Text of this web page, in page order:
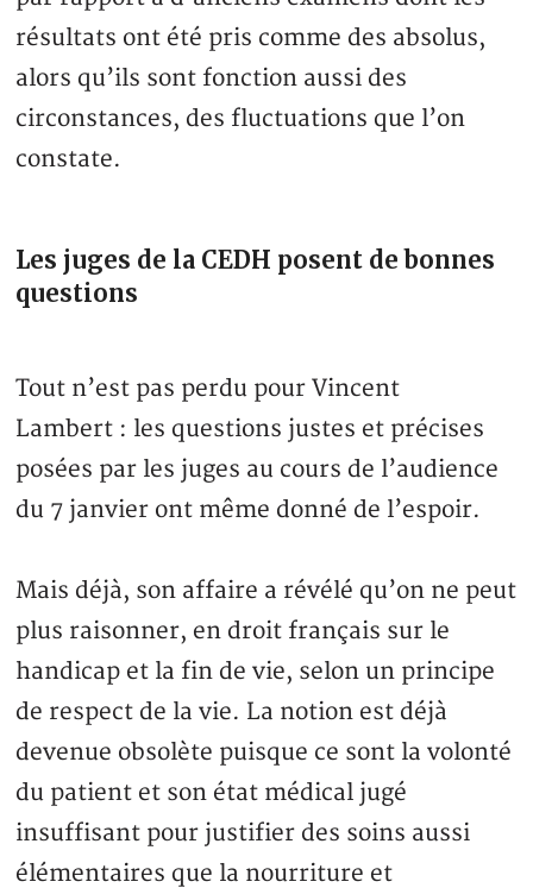
résultats ont été pris comme des absolus,
alors qu’ils sont fonction aussi des
circonstances, des fluctuations que l’on
constate.
Les juges de la CEDH posent de bonnes
questions
Tout n’est pas perdu pour Vincent
Lambert : les questions justes et précises
posées par les juges au cours de l’audience
du 7 janvier ont même donné de l’espoir.
Mais déjà, son affaire a révélé qu’on ne peut
plus raisonner, en droit français sur le
handicap et la fin de vie, selon un principe
de respect de la vie. La notion est déjà
devenue obsolète puisque ce sont la volonté
du patient et son état médical jugé
insuffisant pour justifier des soins aussi
élémentaires que la nourriture et